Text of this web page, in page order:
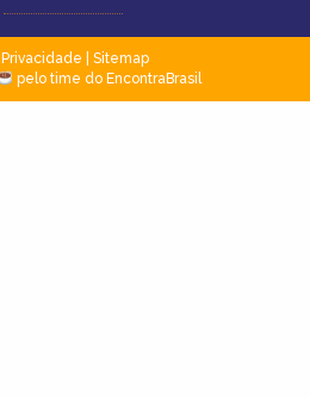
Privacidade
Sitemap
pelo time do EncontraBrasil